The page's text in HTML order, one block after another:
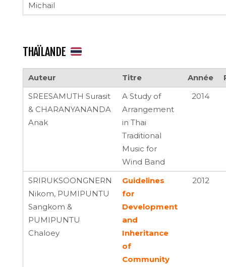
Michail
THAÏLANDE
Auteur Titre Année
SREESAMUTH Surasit
& CHARANYANANDA
Anak
A Study of
Arrangement
in Thai
Traditional
Music for
Wind Band
2014
SRIRUKSOONGNERN
Nikom, PUMIPUNTU
Sangkom &
PUMIPUNTU
Chaloey
Guidelines
for
Development
and
Inheritance
of
Community
2012